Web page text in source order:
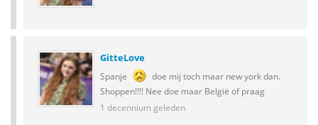
GitteLove
Spanje
doe mij toch maar new york dan.
Shoppen!!!! Nee doe maar België of praag
1 decennium geleden